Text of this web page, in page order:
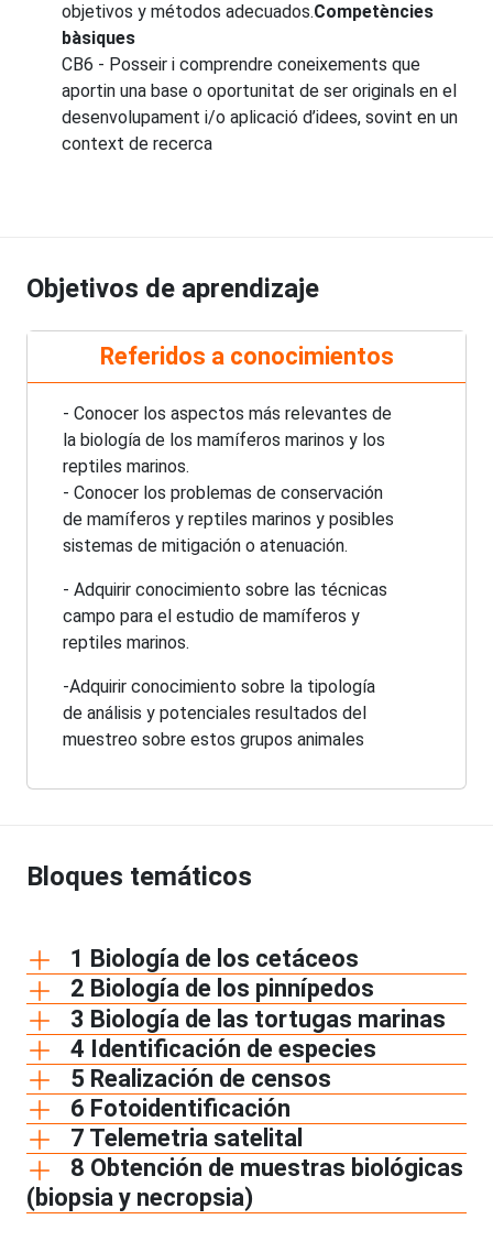
objetivos y métodos adecuados.Competències
bàsiques
CB6 - Posseir i comprendre coneixements que
aportin una base o oportunitat de ser originals en el
desenvolupament i/o aplicació d’idees, sovint en un
context de recerca
Objetivos de aprendizaje
Referidos a conocimientos
- Conocer los aspectos más relevantes de
la biología de los mamíferos marinos y los
reptiles marinos.
- Conocer los problemas de conservación
de mamíferos y reptiles marinos y posibles
sistemas de mitigación o atenuación.
- Adquirir conocimiento sobre las técnicas
campo para el estudio de mamíferos y
reptiles marinos.
-Adquirir conocimiento sobre la tipología
de análisis y potenciales resultados del
muestreo sobre estos grupos animales
Bloques temáticos
1 Biología de los cetáceos
2 Biología de los pinnípedos
3 Biología de las tortugas marinas
4 Identificación de especies
5 Realización de censos
6 Fotoidentificación
7 Telemetria satelital
8 Obtención de muestras biológicas
(biopsia y necropsia)